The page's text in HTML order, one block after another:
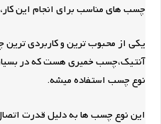
چسب های مناسب برای انجام این
یکی از محبوب ترین و کاربردی
آنتیک،چسب خمیری هست که در
نوع چسب استفاده میشه.
این نوع چسب ها به دلیل قدرت اتصال